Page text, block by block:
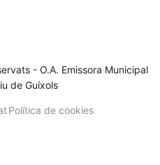
- O.A. Emissora Municipal
de Guíxols
Política de cookies